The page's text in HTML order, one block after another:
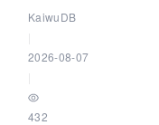
技术路径
KaiwuDB
2026-08-07
432